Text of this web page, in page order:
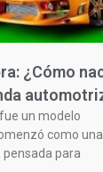
¿Cómo
un modelo
como una
pensada para